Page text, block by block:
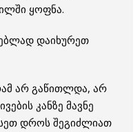
ყოფნა.
დაიხურეთ
არ გაწითლდა, არ
კანზე მავნე
დროს შეგიძლიათ